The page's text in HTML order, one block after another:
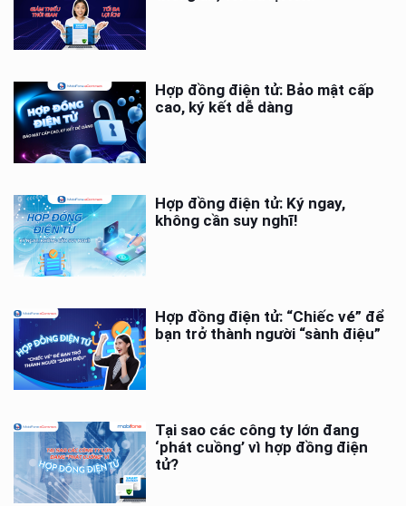
Hợp đồng điện tử: Bảo mật cấp
cao, ký kết dễ dàng
Hợp đồng điện tử: Ký ngay,
không cần suy nghĩ!
Hợp đồng điện tử: “Chiếc vé” để
bạn trở thành người “sành điệu”
Tại sao các công ty lớn đang
‘phát cuồng’ vì hợp đồng điện
tử?